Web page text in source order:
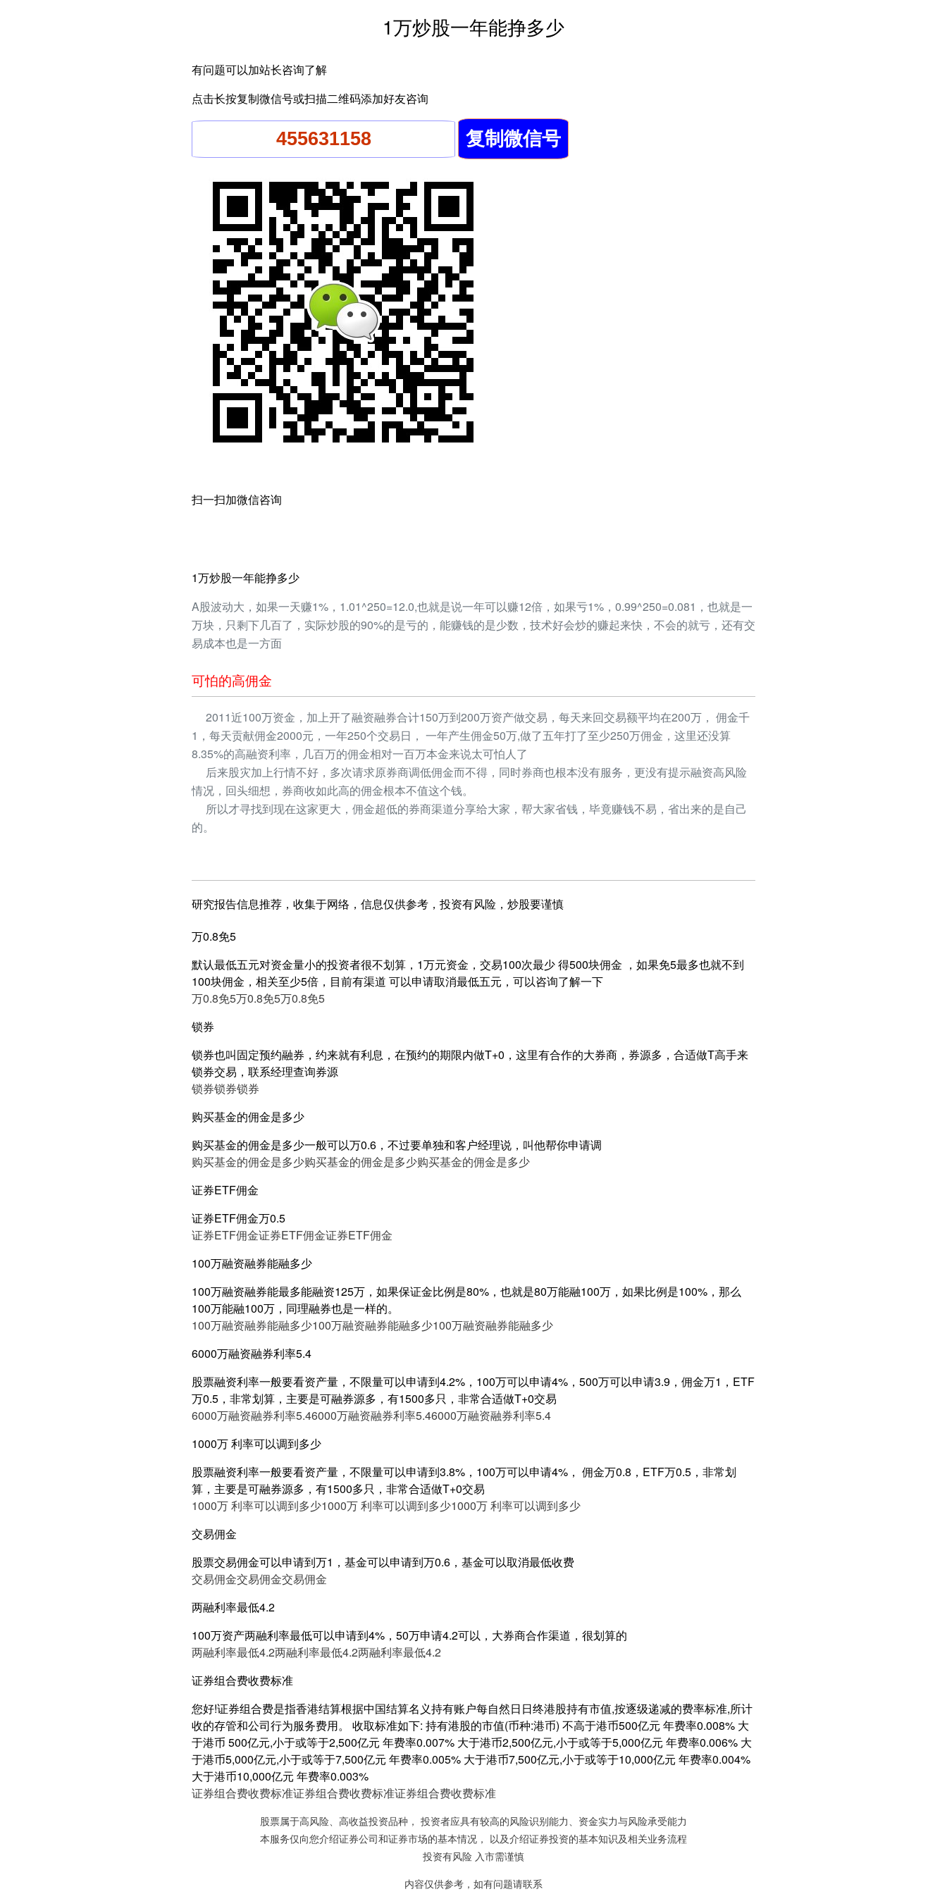
1万炒股一年能挣多少
有问题可以加站长咨询了解
点击长按复制微信号或扫描二维码添加好友咨询
扫一扫加微信咨询
1万炒股一年能挣多少
A股波动大，如果一天赚1%，1.01^250=12.0,也就是说一年可以赚12倍，如果亏1%，0.99^250=0.081，也就是一
万块，只剩下几百了，实际炒股的90%的是亏的，能赚钱的是少数，技术好会炒的赚起来快，不会的就亏，还有交
易成本也是一方面
可怕的高佣金
2011近100万资金，加上开了融资融券合计150万到200万资产做交易，每天来回交易额平均在200万， 佣金千
1，每天贡献佣金2000元，一年250个交易日， 一年产生佣金50万,做了五年打了至少250万佣金，这里还没算
8.35%的高融资利率，几百万的佣金相对一百万本金来说太可怕人了
后来股灾加上行情不好，多次请求原券商调低佣金而不得，同时券商也根本没有服务，更没有提示融资高风险
情况，回头细想，券商收如此高的佣金根本不值这个钱。
所以才寻找到现在这家更大，佣金超低的券商渠道分享给大家，帮大家省钱，毕竟赚钱不易，省出来的是自己
的。
研究报告信息推荐，收集于网络，信息仅供参考，投资有风险，炒股要谨慎
万0.8免5
默认最低五元对资金量小的投资者很不划算，1万元资金，交易100次最少 得500块佣金 ，如果免5最多也就不到
100块佣金，相关至少5倍，目前有渠道 可以申请取消最低五元，可以咨询了解一下
万0.8免5万0.8免5万0.8免5
锁券
锁券也叫固定预约融券，约来就有利息，在预约的期限内做T+0，这里有合作的大券商，券源多，合适做T高手来
锁券交易，联系经理查询券源
锁券锁券锁券
购买基金的佣金是多少
购买基金的佣金是多少一般可以万0.6，不过要单独和客户经理说，叫他帮你申请调
购买基金的佣金是多少购买基金的佣金是多少购买基金的佣金是多少
证券ETF佣金
证券ETF佣金万0.5
证券ETF佣金证券ETF佣金证券ETF佣金
100万融资融券能融多少
100万融资融券能最多能融资125万，如果保证金比例是80%，也就是80万能融100万，如果比例是100%，那么
100万能融100万，同理融券也是一样的。
100万融资融券能融多少100万融资融券能融多少100万融资融券能融多少
6000万融资融券利率5.4
股票融资利率一般要看资产量，不限量可以申请到4.2%，100万可以申请4%，500万可以申请3.9，佣金万1，ETF
万0.5，非常划算，主要是可融券源多，有1500多只，非常合适做T+0交易
6000万融资融券利率5.46000万融资融券利率5.46000万融资融券利率5.4
1000万 利率可以调到多少
股票融资利率一般要看资产量，不限量可以申请到3.8%，100万可以申请4%， 佣金万0.8，ETF万0.5，非常划
算，主要是可融券源多，有1500多只，非常合适做T+0交易
1000万 利率可以调到多少1000万 利率可以调到多少1000万 利率可以调到多少
交易佣金
股票交易佣金可以申请到万1，基金可以申请到万0.6，基金可以取消最低收费
交易佣金交易佣金交易佣金
两融利率最低4.2
100万资产两融利率最低可以申请到4%，50万申请4.2可以，大券商合作渠道，很划算的
两融利率最低4.2两融利率最低4.2两融利率最低4.2
证券组合费收费标准
您好!证券组合费是指香港结算根据中国结算名义持有账户每自然日日终港股持有市值,按逐级递减的费率标准,所计
收的存管和公司行为服务费用。 收取标准如下: 持有港股的市值(币种:港币) 不高于港币500亿元 年费率0.008% 大
于港币 500亿元,小于或等于2,500亿元 年费率0.007% 大于港币2,500亿元,小于或等于5,000亿元 年费率0.006% 大
于港币5,000亿元,小于或等于7,500亿元 年费率0.005% 大于港币7,500亿元,小于或等于10,000亿元 年费率0.004%
大于港币10,000亿元 年费率0.003%
证券组合费收费标准证券组合费收费标准证券组合费收费标准
股票属于高风险、高收益投资品种， 投资者应具有较高的风险识别能力、资金实力与风险承受能力
本服务仅向您介绍证券公司和证券市场的基本情况， 以及介绍证券投资的基本知识及相关业务流程
投资有风险 入市需谨慎
内容仅供参考，如有问题请联系